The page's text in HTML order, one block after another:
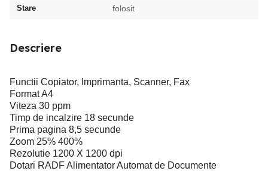
Stare folosit
Descriere
Functii Copiator, Imprimanta, Scanner, Fax
Format A4
Viteza 30 ppm
Timp de incalzire 18 secunde
Prima pagina 8,5 secunde
Zoom 25% 400%
Rezolutie 1200 X 1200 dpi
Dotari RADF Alimentator Automat de Documente